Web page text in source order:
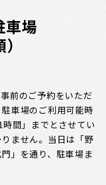
車場
前のご予約をいただ
車場のご利用可能時
間」までとさせてい
ません。当日は「野
」を通り、駐車場ま